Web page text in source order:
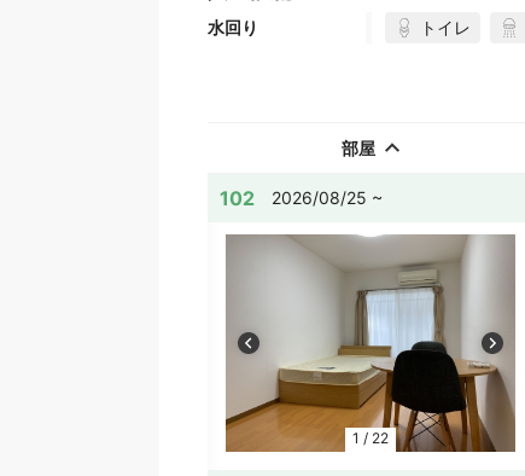
水回り トイレ
部屋
102 2026/08/25 ~
1 / 22